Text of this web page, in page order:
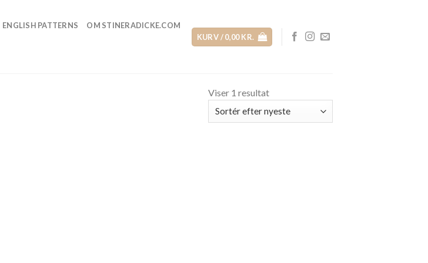
ENGLISH PATTERNS OM STINERADICKE.COM
KURV /0,00KR.
Viser 1 resultat